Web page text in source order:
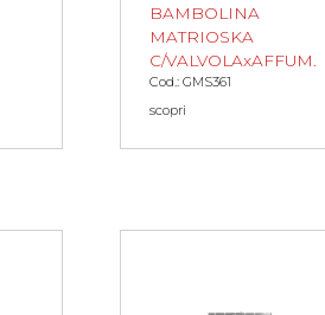
BAMBOLINA
MATRIOSKA
C/VALVOLAxAFFUM.
Cod.: GMS361
scopri